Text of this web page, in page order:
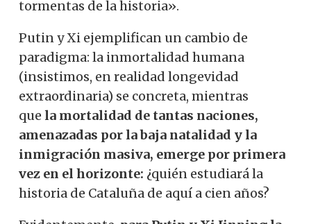
tormentas de la historia».
Putin y Xi ejemplifican un cambio de
paradigma: la inmortalidad humana
(insistimos, en realidad longevidad
extraordinaria) se concreta, mientras
que la mortalidad de tantas naciones,
amenazadas por la baja natalidad y la
inmigración masiva, emerge por primera
vez en el horizonte: ¿quién estudiará la
historia de Cataluña de aquí a cien años?